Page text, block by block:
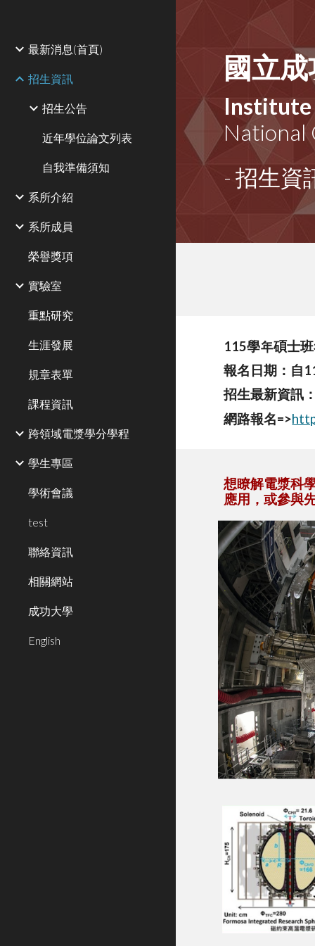
最新消息(首頁)
招生資訊
招生公告
近年學位論文列表
自我準備須知
系所介紹
系所成員
榮譽獎項
實驗室
重點研究
生涯發展
規章表單
課程資訊
跨領域電漿學分學程
學生專區
學術會議
test
聯絡資訊
相關網站
成功大學
English
國立
Institute
National
- 招生資
115學年碩士
報名日期： 自
招生最新資訊
網路報名=>
想瞭解電漿科
應用，或參與